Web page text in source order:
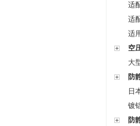
适
适
适
空
大
防
日
镀
防